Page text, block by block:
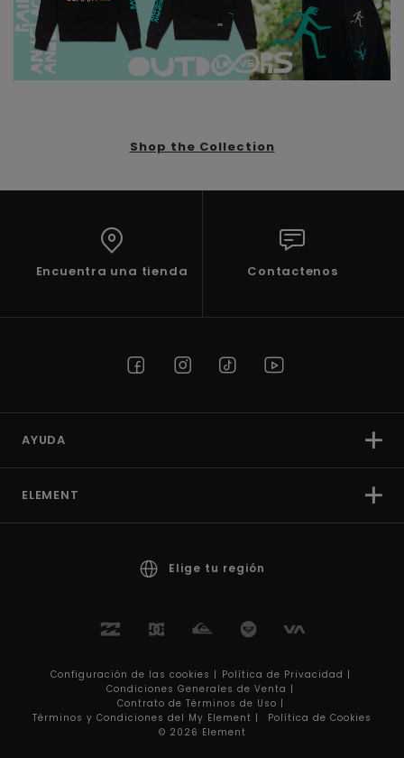
Shop the Collection
Encuentra una tienda Contactenos
AYUDA
ELEMENT
Elige tu región
Configuración de las cookies | Política de Privacidad |
Condiciones Generales de Venta |
Contrato de Términos de Uso |
Términos y Condiciones del My Element |
Política de Cookies
© 2026 Element